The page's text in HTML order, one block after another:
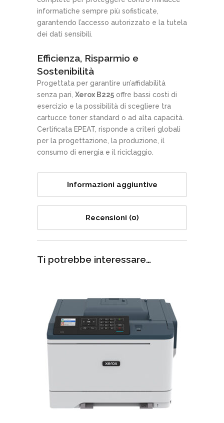
informatiche sempre più sofisticate,
garantendo l’accesso autorizzato e la tutela
dei dati sensibili.
Efficienza, Risparmio e
Sostenibilità
Progettata per garantire un’affidabilità
senza pari, Xerox B225 offre bassi costi di
esercizio e la possibilità di scegliere tra
cartucce toner standard o ad alta capacità.
Certificata EPEAT, risponde a criteri globali
per la progettazione, la produzione, il
consumo di energia e il riciclaggio.
Informazioni aggiuntive
Recensioni (0)
Ti potrebbe interessare…